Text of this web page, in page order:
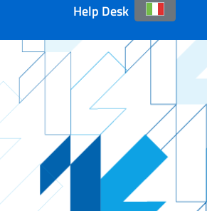
Help Desk